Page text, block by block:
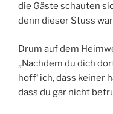
die Gäste schauten
denn dieser Stuss
Drum auf dem
„Nachdem du dich
hoff‘ ich, dass keiner
dass du gar nicht